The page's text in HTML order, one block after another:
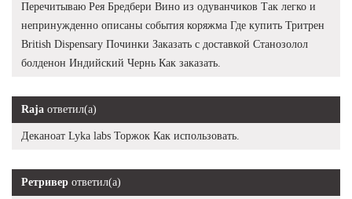
Перечитываю Рея Бредбери Вино из одуванчиков Так легко и
непринужденно описаны события коряжма Где купить Тритрен
British Dispensary Починки Заказать с доставкой Станозолол
болденон Индийский Чернь Как заказать.
Raja ответил(а)
Деканоат Lyka labs Торжок Как использовать.
Ретривер ответил(а)